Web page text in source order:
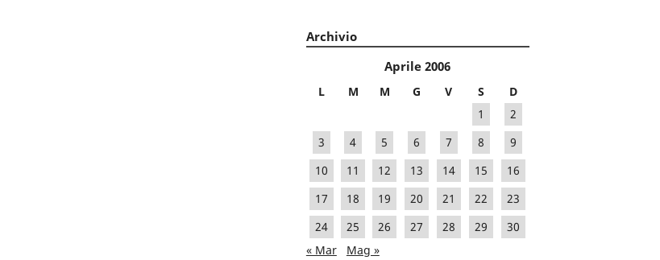
Archivio
Aprile 2006
L M M G V S
D
1
2
3
4 5 6 7 8
9
10
11 12 13 14 15
16
17
18 19 20 21 22
23
24
25 26 27 28 29
30
« Mar
Mag »